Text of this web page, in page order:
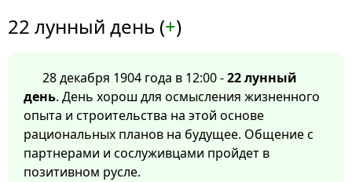
22 лунный день (+)
28 декабря 1904 года в 12:00 -22 лунный
день. День хорош для осмысления жизненного
опыта и строительства на этой основе
рациональных планов на будущее. Общение с
партнерами и сослуживцами пройдет в
позитивном русле.